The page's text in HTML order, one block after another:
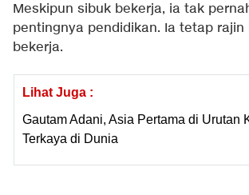
Meskipun sibuk bekerja, ia tak
pentingnya pendidikan. Ia tetap rajin
bekerja.
Lihat Juga :
Gautam Adani, Asia Pertama di Urutan
Terkaya di Dunia